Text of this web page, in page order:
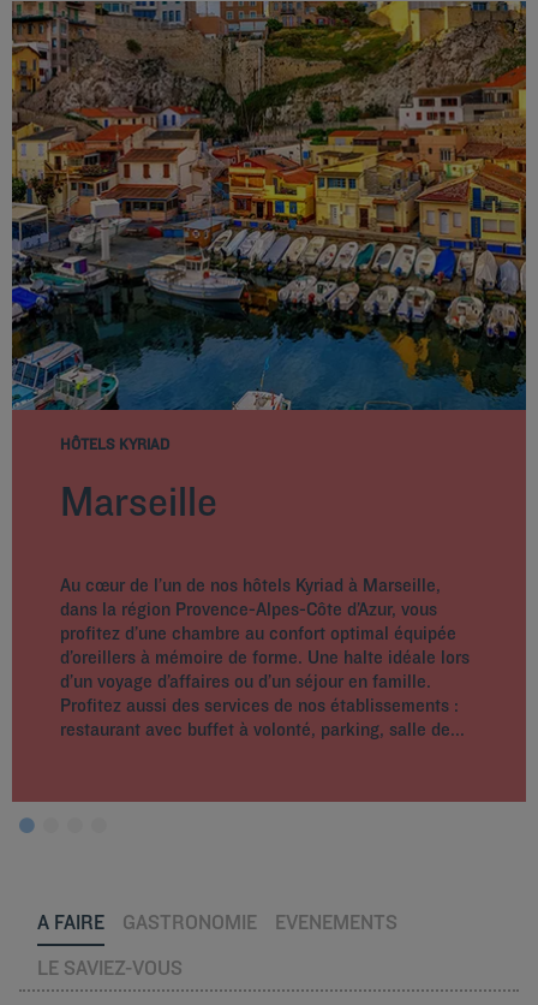
HÔTELS KYRIAD
Marseille
Au cœur de l’un de nos hôtels Kyriad à Marseille,
dans la région Provence-Alpes-Côte d’Azur, vous
profitez d’une chambre au confort optimal équipée
d’oreillers à mémoire de forme. Une halte idéale lors
d’un voyage d’affaires ou d’un séjour en famille.
Profitez aussi des services de nos établissements :
restaurant avec buffet à volonté, parking, salle de...
A FAIRE GASTRONOMIE
EVENEMENTS
LE SAVIEZ-VOUS